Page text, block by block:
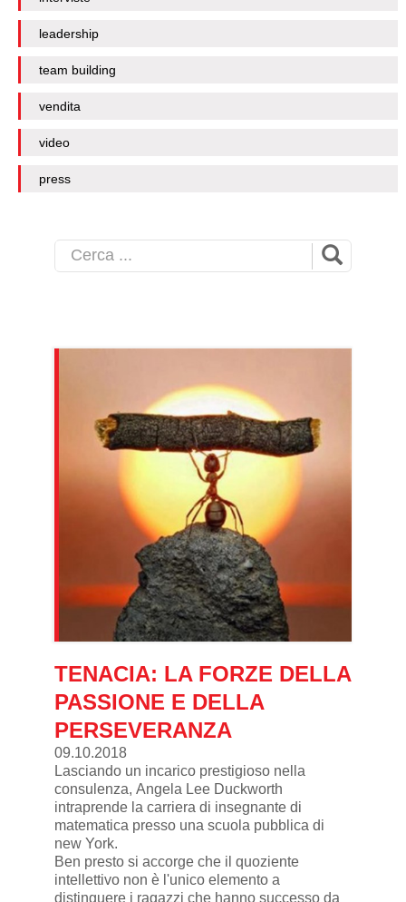
leadership
team building
vendita
video
press
TENACIA: LA FORZE DELLA
PASSIONE E DELLA
PERSEVERANZA
09.10.2018
Lasciando un incarico prestigioso nella
consulenza, Angela Lee Duckworth
intraprende la carriera di insegnante di
matematica presso una scuola pubblica di
new York.
Ben presto si accorge che il quoziente
intellettivo non è l'unico elemento a
distinguere i ragazzi che hanno successo da